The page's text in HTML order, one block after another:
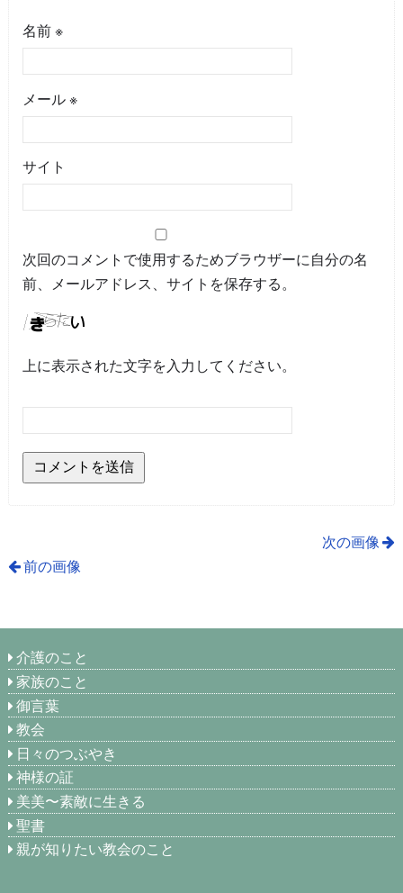
名前 ※
メール ※
サイト
次回のコメントで使用するためブラウザーに自分の名
前、メールアドレス、サイトを保存する。
上に表示された文字を入力してください。
次の画像
前の画像
介護のこと
家族のこと
御言葉
教会
日々のつぶやき
神様の証
美美〜素敵に生きる
聖書
親が知りたい教会のこと